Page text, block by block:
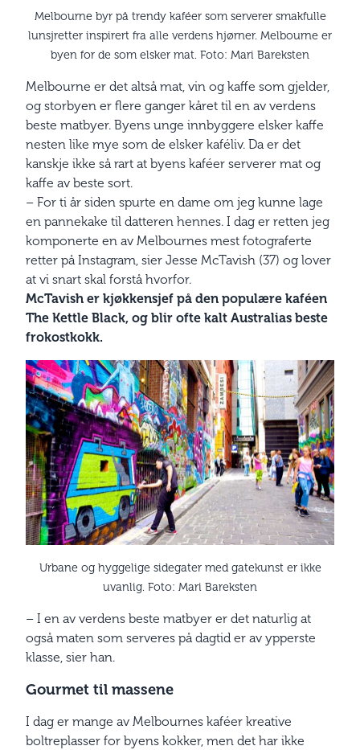
Melbourne byr på trendy kaféer som serverer smakfulle
lunsjretter inspirert fra alle verdens hjørner. Melbourne er
byen for de som elsker mat. Foto: Mari Bareksten
Melbourne er det altså mat, vin og kaffe som gjelder,
og storbyen er flere ganger kåret til en av verdens
beste matbyer. Byens unge innbyggere elsker kaffe
nesten like mye som de elsker kaféliv. Da er det
kanskje ikke så rart at byens kaféer serverer mat og
kaffe av beste sort.
– For ti år siden spurte en dame om jeg kunne lage
en pannekake til datteren hennes. I dag er retten jeg
komponerte en av Melbournes mest fotograferte
retter på Instagram, sier Jesse McTavish (37) og lover
at vi snart skal forstå hvorfor.
McTavish er kjøkkensjef på den populære kaféen
The Kettle Black, og blir ofte kalt Australias beste
frokostkokk.
Urbane og hyggelige sidegater med gatekunst er ikke
uvanlig. Foto: Mari Bareksten
– I en av verdens beste matbyer er det naturlig at
også maten som serveres på dagtid er av ypperste
klasse, sier han.
Gourmet til massene
I dag er mange av Melbournes kaféer kreative
boltreplasser for byens kokker, men det har ikke